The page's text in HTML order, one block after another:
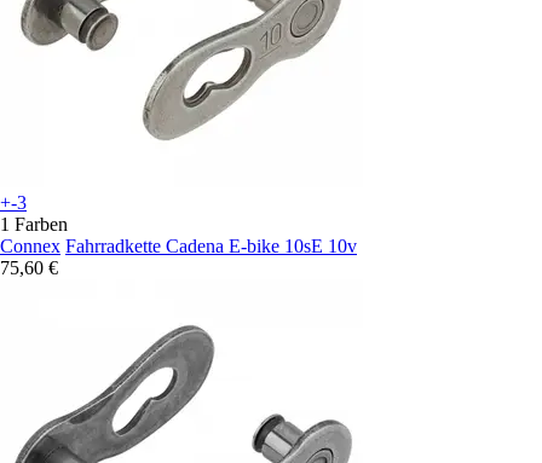
+-3
1 Farben
Connex Fahrradkette Cadena E-bike 10sE 10v
75,60 €